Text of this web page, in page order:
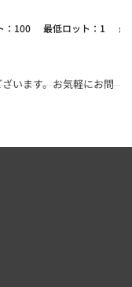
：100 最低ロット：1 最
います。お気軽にお問